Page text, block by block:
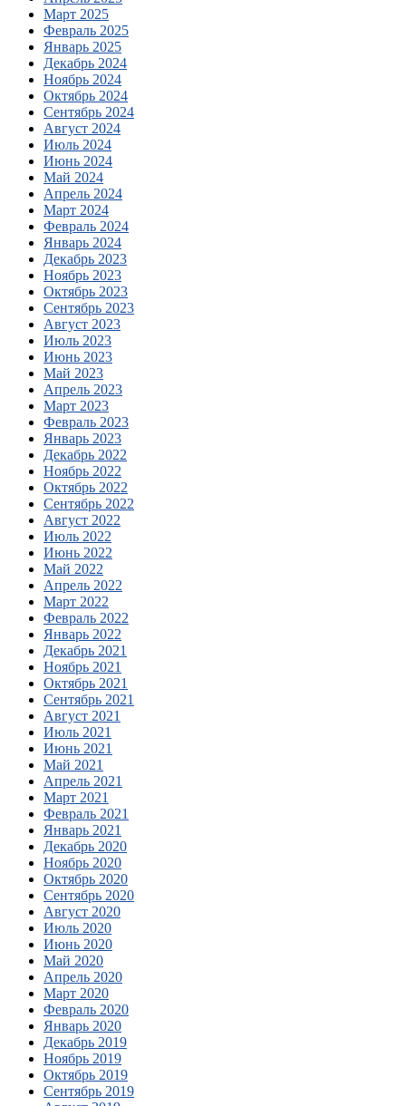
Март 2025
Февраль 2025
Январь 2025
Декабрь 2024
Ноябрь 2024
Октябрь 2024
Сентябрь 2024
Август 2024
Июль 2024
Июнь 2024
Май 2024
Апрель 2024
Март 2024
Февраль 2024
Январь 2024
Декабрь 2023
Ноябрь 2023
Октябрь 2023
Сентябрь 2023
Август 2023
Июль 2023
Июнь 2023
Май 2023
Апрель 2023
Март 2023
Февраль 2023
Январь 2023
Декабрь 2022
Ноябрь 2022
Октябрь 2022
Сентябрь 2022
Август 2022
Июль 2022
Июнь 2022
Май 2022
Апрель 2022
Март 2022
Февраль 2022
Январь 2022
Декабрь 2021
Ноябрь 2021
Октябрь 2021
Сентябрь 2021
Август 2021
Июль 2021
Июнь 2021
Май 2021
Апрель 2021
Март 2021
Февраль 2021
Январь 2021
Декабрь 2020
Ноябрь 2020
Октябрь 2020
Сентябрь 2020
Август 2020
Июль 2020
Июнь 2020
Май 2020
Апрель 2020
Март 2020
Февраль 2020
Январь 2020
Декабрь 2019
Ноябрь 2019
Октябрь 2019
Сентябрь 2019